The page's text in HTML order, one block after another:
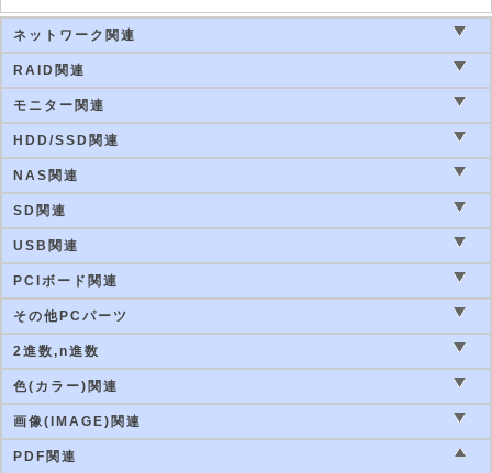
ネットワーク関連
RAID関連
モニター関連
HDD/SSD関連
NAS関連
SD関連
USB関連
PCIボード関連
その他PCパーツ
2進数,n進数
色(カラー)関連
画像(IMAGE)関連
PDF関連